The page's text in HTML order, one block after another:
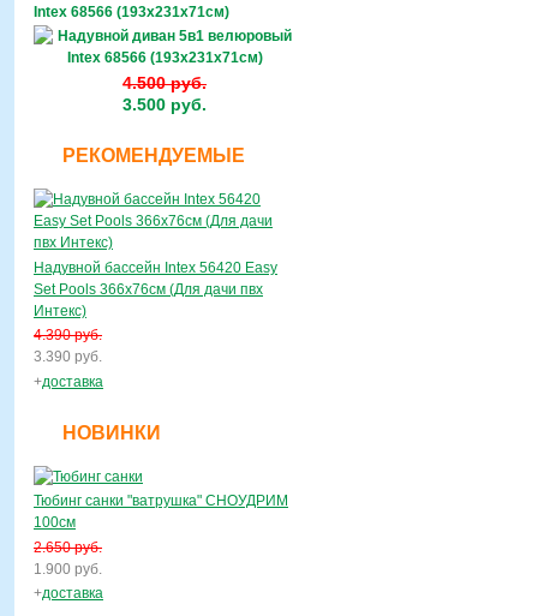
Intex 68566 (193х231х71см)
4.500 руб.
3.500 руб.
РЕКОМЕНДУЕМЫЕ
Надувной бассейн Intex 56420 Easy
Set Pools 366х76см (Для дачи пвх
Интекс)
4.390 руб.
3.390 руб.
+доставка
НОВИНКИ
Тюбинг санки "ватрушка" СНОУДРИМ
100см
2.650 руб.
1.900 руб.
+доставка